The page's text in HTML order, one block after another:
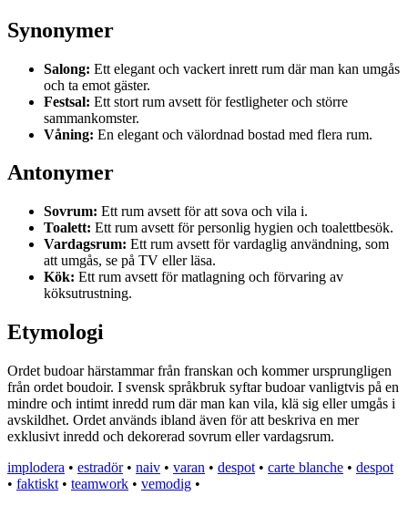
Synonymer
Salong: Ett elegant och vackert inrett rum där man kan umgås
och ta emot gäster.
Festsal: Ett stort rum avsett för festligheter och större
sammankomster.
Våning: En elegant och välordnad bostad med flera rum.
Antonymer
Sovrum: Ett rum avsett för att sova och vila i.
Toalett: Ett rum avsett för personlig hygien och toalettbesök.
Vardagsrum: Ett rum avsett för vardaglig användning, som
att umgås, se på TV eller läsa.
Kök: Ett rum avsett för matlagning och förvaring av
köksutrustning.
Etymologi
Ordet budoar härstammar från franskan och kommer ursprungligen
från ordet boudoir. I svensk språkbruk syftar budoar vanligtvis på en
mindre och intimt inredd rum där man kan vila, klä sig eller umgås i
avskildhet. Ordet används ibland även för att beskriva en mer
exklusivt inredd och dekorerad sovrum eller vardagsrum.
implodera • estradör• naiv • varan • despot • carte blanche • despot
• faktiskt • teamwork • vemodig •